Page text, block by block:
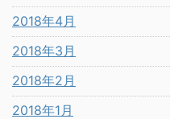
2018年4月
2018年3月
2018年2月
2018年1月